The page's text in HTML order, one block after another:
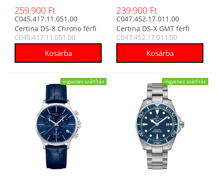
259.900 Ft
C045.417.11.051.00
Certina DS-8 Chrono férfi
analóg karóra
C045.417.11.051.00
239.900 Ft
C047.452.17.011.00
Certina DS-X GMT férfi
analóg karóra
C047.452.17.011.00
ingyenes szállítás ingyenes szállítás